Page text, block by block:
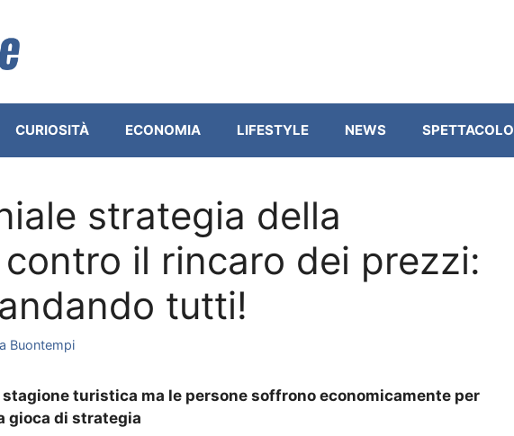
CURIOSITÀ ECONOMIA LIFESTYLE NEWS SPETTACOLO
strategia della
il rincaro dei prezzi:
tutti!
Buontempi
turistica ma le persone soffrono economicamente per
gioca di strategia